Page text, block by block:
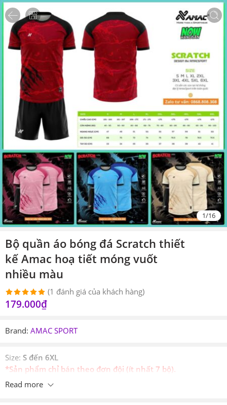
1/16
Bộ quần áo bóng đá Scratch thiết
kế Amac hoạ tiết móng vuốt
nhiều màu
5.00trên 5
1
đánh giá
(1 đánh giá của khách hàng)
179.000₫
Brand: AMAC SPORT
Size: S đến 6XL
*Sản phẩm chỉ bán theo đơn đội (ít nhất 7 bộ).
Read more